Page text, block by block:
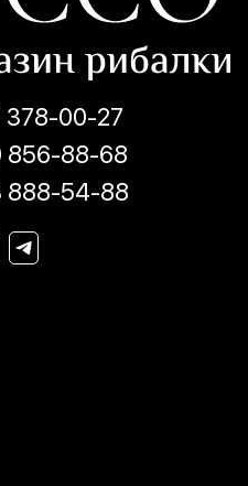
378-00-27
856-88-68
888-54-88